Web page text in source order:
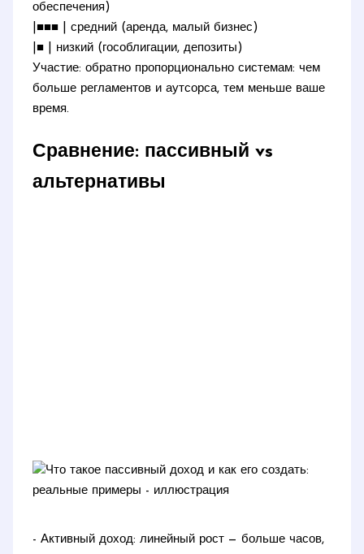
обеспечения)
|■■■ | средний (аренда, малый бизнес)
|■ | низкий (гособлигации, депозиты)
Участие: обратно пропорционально системам: чем
больше регламентов и аутсорса, тем меньше ваше
время.
Сравнение: пассивный vs
альтернативы
- Активный доход: линейный рост — больше часов,